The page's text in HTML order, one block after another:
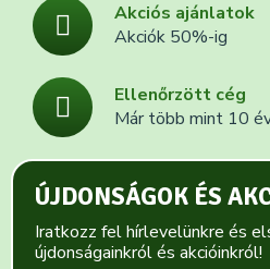
Akciós ajánlatok
Akciók 50%-ig
Ellenőrzött cég
Már több mint 10
ÚJDONSÁGOK ÉS
Iratkozz fel hírlevelünkre és
újdonságainkról és akcióinkról!